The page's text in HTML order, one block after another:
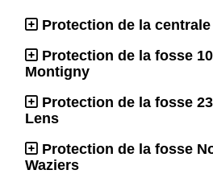
Protection de la
Protection de la fosse
Montigny
Protection de la fosse
Lens
Protection de la fosse
Waziers